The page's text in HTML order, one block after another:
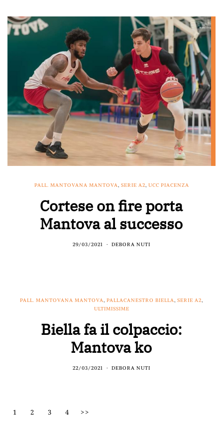
PALL. MANTOVANA MANTOVA, SERIE A2, UCC PIACENZA
Cortese on fire porta
Mantova al successo
29/03/2021 DEBORA NUTI
PALL. MANTOVANA MANTOVA, PALLACANESTRO BIELLA, SERIE A2,
ULTIMISSIME
Biella fa il colpaccio:
Mantova ko
22/03/2021 DEBORA NUTI
1 2 3 4 >>